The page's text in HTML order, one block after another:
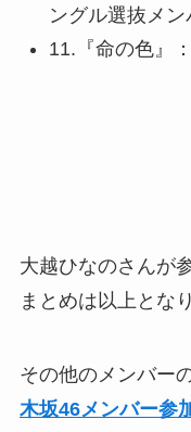
ングル選抜メン
11.『命の色』
大越ひなのさんが
まとめは以上と
その他のメンバー
木坂46メンバー参